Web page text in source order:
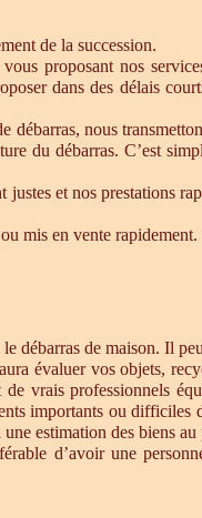
de la succession.
proposant nos
dans des délais
débarras, nous
du débarras. C’est
et nos prestations
mis en vente rapidement.
débarras de maison. Il
évaluer vos objets,
vrais professionnels
importants ou difficiles
estimation des biens au
d’avoir une